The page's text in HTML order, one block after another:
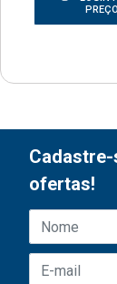
PREÇO
ofertas!